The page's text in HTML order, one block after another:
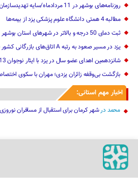
روزنامه‌های بوشهر در 11 مردادماه/سایه تهدیدسازمان‌یافته برسرمایه‌گذاری
مطالبه 4 همتی دانشگاه علوم پزشکی یزد از بیمه‌ها
ثبت دمای 50 درجه و بالاتر در شهرهای استان بوشهر
یزد در مسیر صعود به رتبه A اتاق‌های بازرگانی کشور قرار دارد
شانزدهمین اهدای عضو سال در یزد با ایثار نوجوان 13 ساله رقم خورد
بازگشت بی‌وقفه زائران یزدی؛ مهران با سکوی
اخبار مهم استانی:
محمد درشهر کرمان برای استقبال از مسافران